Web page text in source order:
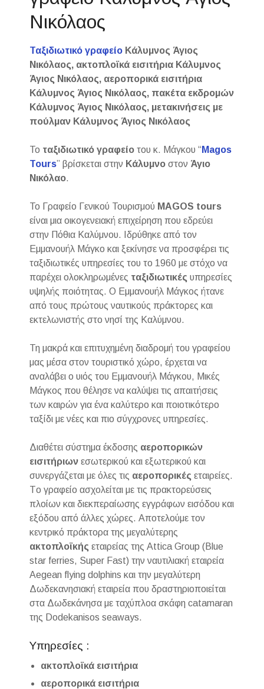
Νικόλαος
Ταξιδιωτικό γραφείο Κάλυμνος Άγιος
Νικόλαος, ακτοπλοϊκά εισιτήρια Κάλυμνος
Άγιος Νικόλαος, αεροπορικά εισιτήρια
Κάλυμνος Άγιος Νικόλαος, πακέτα εκδρομών
Κάλυμνος Άγιος Νικόλαος, μετακινήσεις με
πούλμαν Κάλυμνος Άγιος Νικόλαος
Το ταξιδιωτικό γραφείο του κ. Μάγκου “ Magos
Tours” βρίσκεται στην Κάλυμνο στον Άγιο
Νικόλαο.
Το Γραφείο Γενικού Τουρισμού MAGOS tours
είναι μια οικογενειακή επιχείρηση που εδρεύει
στην Πόθια Καλύμνου. Ιδρύθηκε από τον
Εμμανουήλ Μάγκο και ξεκίνησε να προσφέρει τις
ταξιδιωτικές υπηρεσίες του το 1960 με στόχο να
παρέχει ολοκληρωμένες ταξιδιωτικές υπηρεσίες
υψηλής ποιότητας. Ο Εμμανουήλ Μάγκος ήτανε
από τους πρώτους ναυτικούς πράκτορες και
εκτελωνιστής στο νησί της Καλύμνου.
Τη μακρά και επιτυχημένη διαδρομή του γραφείου
μας μέσα στον τουριστικό χώρο, έρχεται να
αναλάβει ο υιός του Εμμανουήλ Μάγκου, Μικές
Μάγκος που θέλησε να καλύψει τις απαιτήσεις
των καιρών για ένα καλύτερο και ποιοτικότερο
ταξίδι με νέες και πιο σύγχρονες υπηρεσίες.
Διαθέτει σύστημα έκδοσης αεροπορικών
εισιτήριων εσωτερικού και εξωτερικού και
συνεργάζεται με όλες τις αεροπορικές εταιρείες.
Tο γραφείο ασχολείται με τις πρακτορεύσεις
πλοίων και διεκπεραίωσης εγγράφων εισόδου και
εξόδου από άλλες χώρες. Αποτελούμε τον
κεντρικό πράκτορα της μεγαλύτερης
ακτοπλοϊκής εταιρείας της Attica Group (Blue
star ferries, Super Fast) την ναυτιλιακή εταιρεία
Aegean flying dolphins και την μεγαλύτερη
Δωδεκανησιακή εταιρεία που δραστηριοποιείται
στα Δωδεκάνησα με ταχύπλοα σκάφη catamaran
της Dodekanisos seaways.
Υπηρεσίες :
ακτοπλοϊκά εισιτήρια
αεροπορικά εισιτήρια